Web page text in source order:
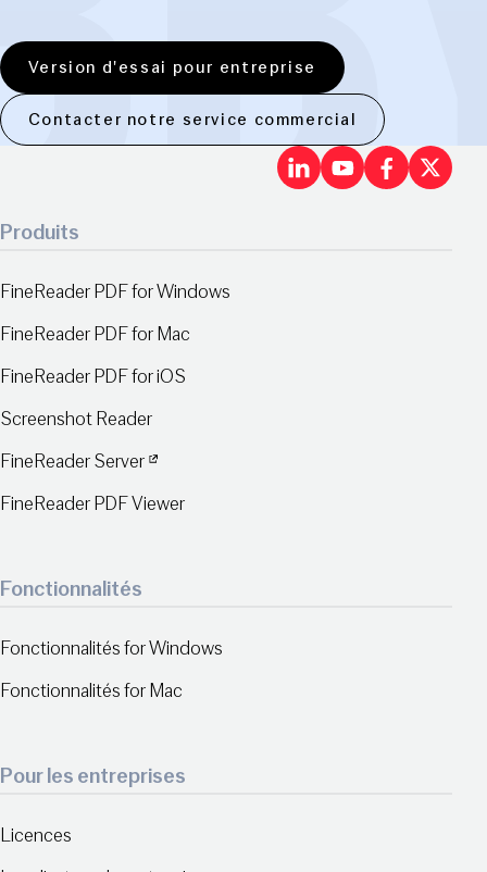
Version d'essai pour entreprise
Contacter notre service commercial
LinkedInX
Produits
FineReader PDF for Windows
FineReader PDF for Mac
FineReader PDF for iOS
Screenshot Reader
FineReader Server
FineReader PDF Viewer
Fonctionnalités
Fonctionnalités for Windows
Fonctionnalités for Mac
Pour les entreprises
Licences